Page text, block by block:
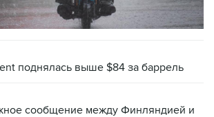
поднялась выше $84 за баррель
сообщение между Финляндией и